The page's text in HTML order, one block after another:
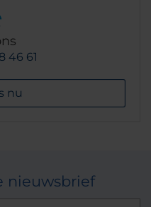
46 61
nu
nieuwsbrief